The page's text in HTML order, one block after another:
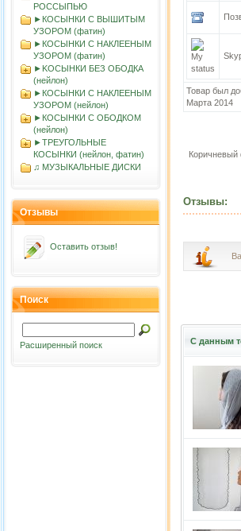
РОССЫПЬЮ
►КОСЫНКИ С ВЫШИТЫМ
УЗОРОМ (фатин)
►КОСЫНКИ С НАКЛЕЕНЫМ
УЗОРОМ (фатин)
►KOСЫНКИ БЕЗ ОБОДКА
(нейлон)
►КОСЫНКИ С НАКЛЕЕНЫМ
УЗОРОМ (нейлон)
►КОСЫНКИ С ОБОДКОМ
(нейлон)
►ТРЕУГОЛЬНЫЕ
КОСЫНКИ (нейлон, фатин)
♫ МУЗЫКАЛЬНЫЕ ДИСКИ
Отзывы
Оставить отзыв!
Поиск
Расширенный поиск
Товар был
Марта 2014
Отзывы:
С данным